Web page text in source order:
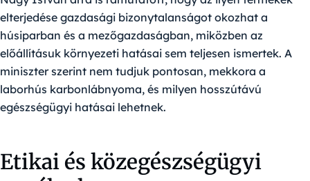
elterjedése gazdasági bizonytalanságot okozhat a
húsiparban és a mezőgazdaságban, miközben az
előállításuk környezeti hatásai sem teljesen ismertek. A
miniszter szerint nem tudjuk pontosan, mekkora a
laborhús karbonlábnyoma, és milyen hosszútávú
egészségügyi hatásai lehetnek.
Etikai és közegészségügyi